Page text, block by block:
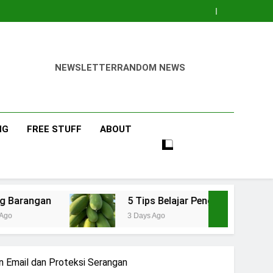
NEWSLETTERRANDOM NEWS
FREE STUFF ABOUT
5 Tips Belajar Pengetahuan Baru Bidang
3 Days Ago
Email dan Proteksi Serangan